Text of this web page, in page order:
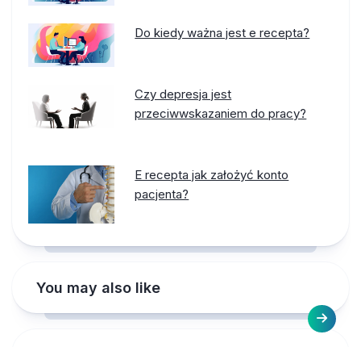
Do kiedy ważna jest e recepta?
Czy depresja jest
przeciwwskazaniem do pracy?
E recepta jak założyć konto
pacjenta?
You may also like